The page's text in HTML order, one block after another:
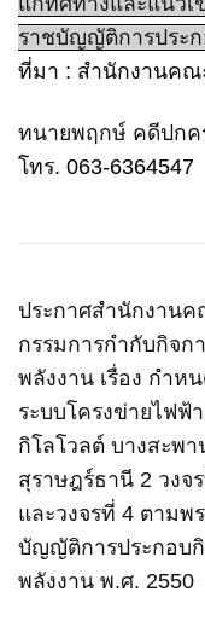
ราชบัญญัติการประ
ที่มา : สำนักงานคณ
ทนายพฤกษ์ คดีปกค
โทร. 063-6364547
ประกาศสำนักงานค
กรรมการกำกับกิจก
พลังงาน เรื่อง กำห
ระบบโครงข่ายไฟฟ้
กิโลโวลต์ บางสะพา
สุราษฎร์ธานี 2 วงจ
และวงจรที่ 4 ตามพ
บัญญัติการประกอบ
พลังงาน พ.ศ. 2550